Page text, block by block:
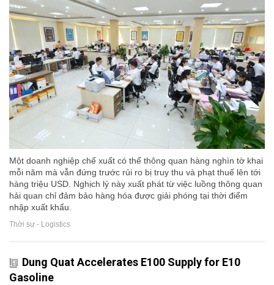
Một doanh nghiệp chế xuất có thể thông quan hàng nghìn tờ khai
mỗi năm mà vẫn đứng trước rủi ro bị truy thu và phạt thuế lên tới
hàng triệu USD. Nghịch lý này xuất phát từ việc luồng thông quan
hải quan chỉ đảm bảo hàng hóa được giải phóng tại thời điểm
nhập xuất khẩu.
Thời sự - Logistics
Dung Quat Accelerates E100 Supply for E10
Gasoline